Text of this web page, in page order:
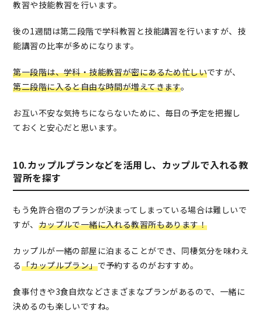
教習や技能教習を行います。
後の1週間は第二段階で学科教習と技能講習を行いますが、技
能講習の比率が多めになります。
第一段階は、学科・技能教習が密にあるため忙しいですが、
第二段階に入ると自由な時間が増えてきます。
お互い不安な気持ちにならないために、毎日の予定を把握し
ておくと安心だと思います。
10.カップルプランなどを活用し、カップルで入れる教
習所を探す
もう免許合宿のプランが決まってしまっている場合は難しいで
すが、 カップルで一緒に入れる教習所もあります！
カップルが一緒の部屋に泊まることができ、同棲気分を味わえ
る「カップルプラン」で予約するのがおすすめ。
食事付きや3食自炊などさまざまなプランがあるので、一緒に
決めるのも楽しいですね。